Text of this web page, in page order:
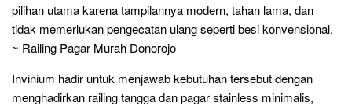
pilihan utama karena tampilannya modern, tahan lama, dan
tidak memerlukan pengecatan ulang seperti besi konvensional.
~ Railing Pagar Murah Donorojo
Invinium hadir untuk menjawab kebutuhan tersebut dengan
menghadirkan railing tangga dan pagar stainless minimalis,